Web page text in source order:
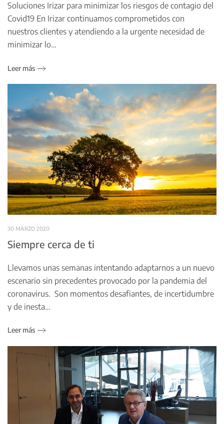
Soluciones Irizar para minimizar los riesgos de contagio del
Covid19 En Irizar continuamos comprometidos con
nuestros clientes y atendiendo a la urgente necesidad de
minimizar lo…
Leer más
30 MARZO 2020
Siempre cerca de ti
Llevamos unas semanas intentando adaptarnos a un nuevo
escenario sin precedentes provocado por la pandemia del
coronavirus. Son momentos desafiantes, de incertidumbre
y de inesta…
Leer más